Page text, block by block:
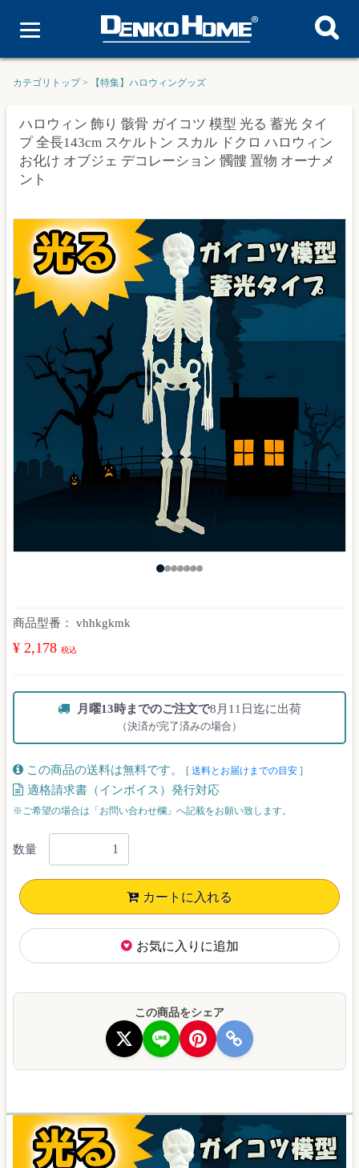
カテゴリトップ > 【特集】ハロウィングッズ
ハロウィン 飾り 骸骨 ガイコツ 模型 光る 蓄光 タイ
プ 全長143cm スケルトン スカル ドクロ ハロウィン
お化け オブジェ デコレーション 髑髏 置物 オーナメ
ント
商品型番： vhhkgkmk
¥ 2,178 税込
月曜13時までのご注文で8月11日迄に出荷
（決済が完了済みの場合）
この商品の送料は無料です。 [ 送料とお届けまでの目安 ]
適格請求書（インボイス）発行対応
※ご希望の場合は「お問い合わせ欄」へ記載をお願い致します。
数量
カートに入れる
お気に入りに追加
この商品をシェア